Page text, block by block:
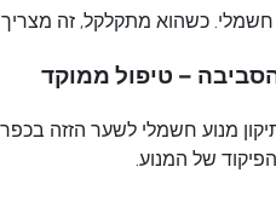
כשהוא מתקלקל, זה מצריך
– טיפול ממוקד
תיקון מנוע חשמלי לשער הזזה
של המנוע.